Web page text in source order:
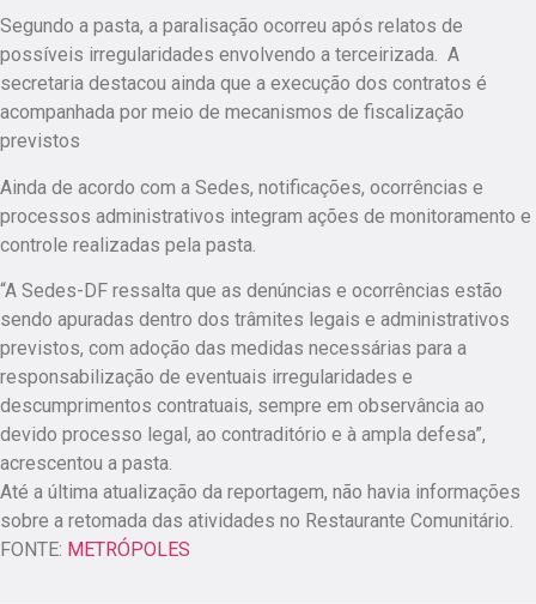
Segundo a pasta, a paralisação ocorreu após relatos de
possíveis irregularidades envolvendo a terceirizada. A
secretaria destacou ainda que a execução dos contratos é
acompanhada por meio de mecanismos de fiscalização
previstos
Ainda de acordo com a Sedes, notificações, ocorrências e
processos administrativos integram ações de monitoramento e
controle realizadas pela pasta.
“A Sedes-DF ressalta que as denúncias e ocorrências estão
sendo apuradas dentro dos trâmites legais e administrativos
previstos, com adoção das medidas necessárias para a
responsabilização de eventuais irregularidades e
descumprimentos contratuais, sempre em observância ao
devido processo legal, ao contraditório e à ampla defesa”,
acrescentou a pasta.
Até a última atualização da reportagem, não havia informações
sobre a retomada das atividades no Restaurante Comunitário.
FONTE: METRÓPOLES